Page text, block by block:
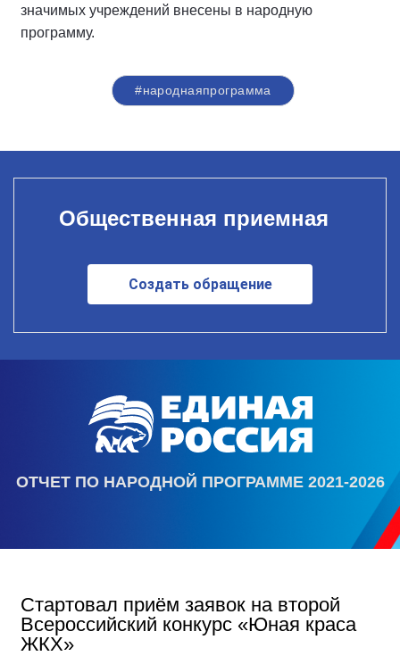
значимых учреждений внесены в народную
программу.
#народнаяпрограмма
Общественная приемная
Создать обращение
ОТЧЕТ ПО НАРОДНОЙ ПРОГРАММЕ 2021-2026
Стартовал приём заявок на второй
Всероссийский конкурс «Юная краса
ЖКХ»